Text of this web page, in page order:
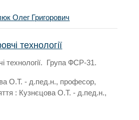
Олег Григорович
технології
технології. Група ФСР-31.
О.Т. - д.пед.н., професор,
: Кузнєцова О.Т. - д.пед.н.,